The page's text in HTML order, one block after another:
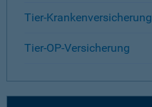
Tier-Krankenversicherung
Tier-OP-Versicherung